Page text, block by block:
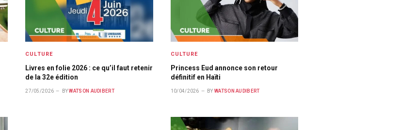
CULTURE
Livres en folie 2026 : ce qu’il faut retenir
de la 32e édition
27/05/2026 BY WATSON AUDIBERT
CULTURE
Princess Eud annonce son retour
définitif en Haïti
10/04/2026 BY WATSON AUDIBERT